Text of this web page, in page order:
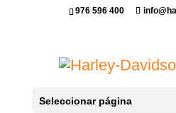
976 596 400
Seleccionar página